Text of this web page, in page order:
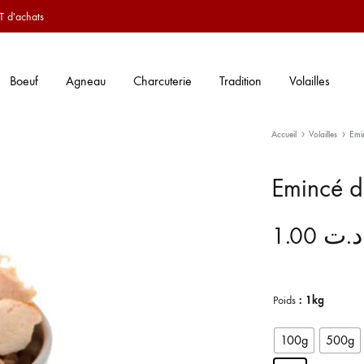
d'achats
Boeuf Agneau Charcuterie Tradition Volailles
Accueil Volailles
Emincé
د.ت
Poids : 1kg
100g
500g